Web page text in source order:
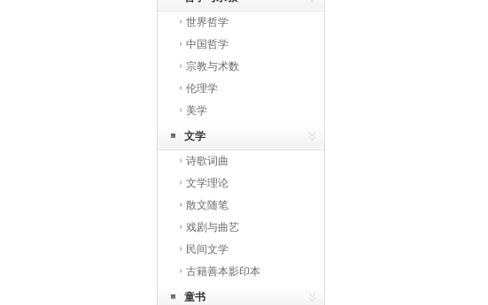
世界哲学
中国哲学
宗教与术数
伦理学
美学
文学
诗歌词曲
文学理论
散文随笔
戏剧与曲艺
民间文学
古籍善本影印本
童书